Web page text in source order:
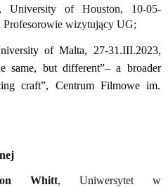
, University of Houston, 10-05-
Profesorowie wizytujący UG;
of Malta, 27-31.III.2023,
same, but different”– a broader
craft”, Centrum Filmowe im.
Whitt, Uniwersytet w